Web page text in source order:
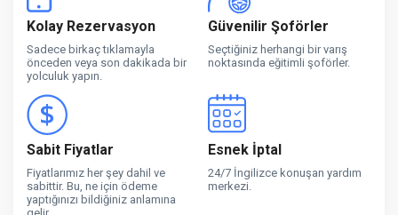
Kolay Rezervasyon
Sadece birkaç tıklamayla
önceden veya son dakikada bir
yolculuk yapın.
Güvenilir Şoförler
Seçtiğiniz herhangi bir varış
noktasında eğitimli şoförler.
Sabit Fiyatlar
Fiyatlarımız her şey dahil ve
sabittir. Bu, ne için ödeme
yaptığınızı bildiğiniz anlamına
Esnek İptal
24/7 İngilizce konuşan yardım
merkezi.